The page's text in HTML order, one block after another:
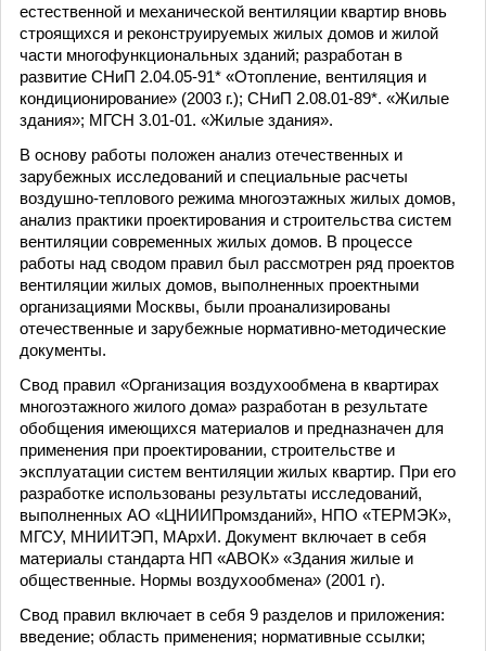
естественной и механической вентиляции квартир вновь
строящихся и реконструируемых жилых домов и жилой
части многофункциональных зданий; разработан в
развитие СНиП 2.04.05-91* «Отопление, вентиляция и
кондиционирование» (2003 г.); СНиП 2.08.01-89*. «Жилые
здания»; МГСН 3.01-01. «Жилые здания».
В основу работы положен анализ отечественных и
зарубежных исследований и специальные расчеты
воздушно-теплового режима многоэтажных жилых домов,
анализ практики проектирования и строительства систем
вентиляции современных жилых домов. В процессе
работы над сводом правил был рассмотрен ряд проектов
вентиляции жилых домов, выполненных проектными
организациями Москвы, были проанализированы
отечественные и зарубежные нормативно-методические
документы.
Свод правил «Организация воздухообмена в квартирах
многоэтажного жилого дома» разработан в результате
обобщения имеющихся материалов и предназначен для
применения при проектировании, строительстве и
эксплуатации систем вентиляции жилых квартир. При его
разработке использованы результаты исследований,
выполненных АО «ЦНИИПромзданий», НПО «ТЕРМЭК»,
МГСУ, МНИИТЭП, МАрхИ. Документ включает в себя
материалы стандарта НП «АВОК» «Здания жилые и
общественные. Нормы воздухообмена» (2001 г).
Свод правил включает в себя 9 разделов и приложения:
введение; область применения; нормативные ссылки;